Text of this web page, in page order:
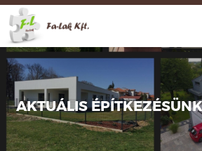
AKTUÁLIS
CSALÁDOK
KEDVEZMÉNYE (CSOK),
NEM TÉRÍTENDŐ
IGÉNYELHETŐ 2015.